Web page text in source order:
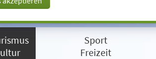
Sport
Freizeit